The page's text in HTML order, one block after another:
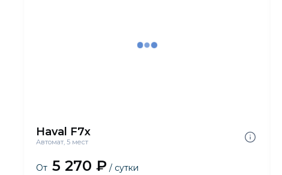
Haval F7x
Автомат, 5 мест
От 5 270 ₽ / сутки